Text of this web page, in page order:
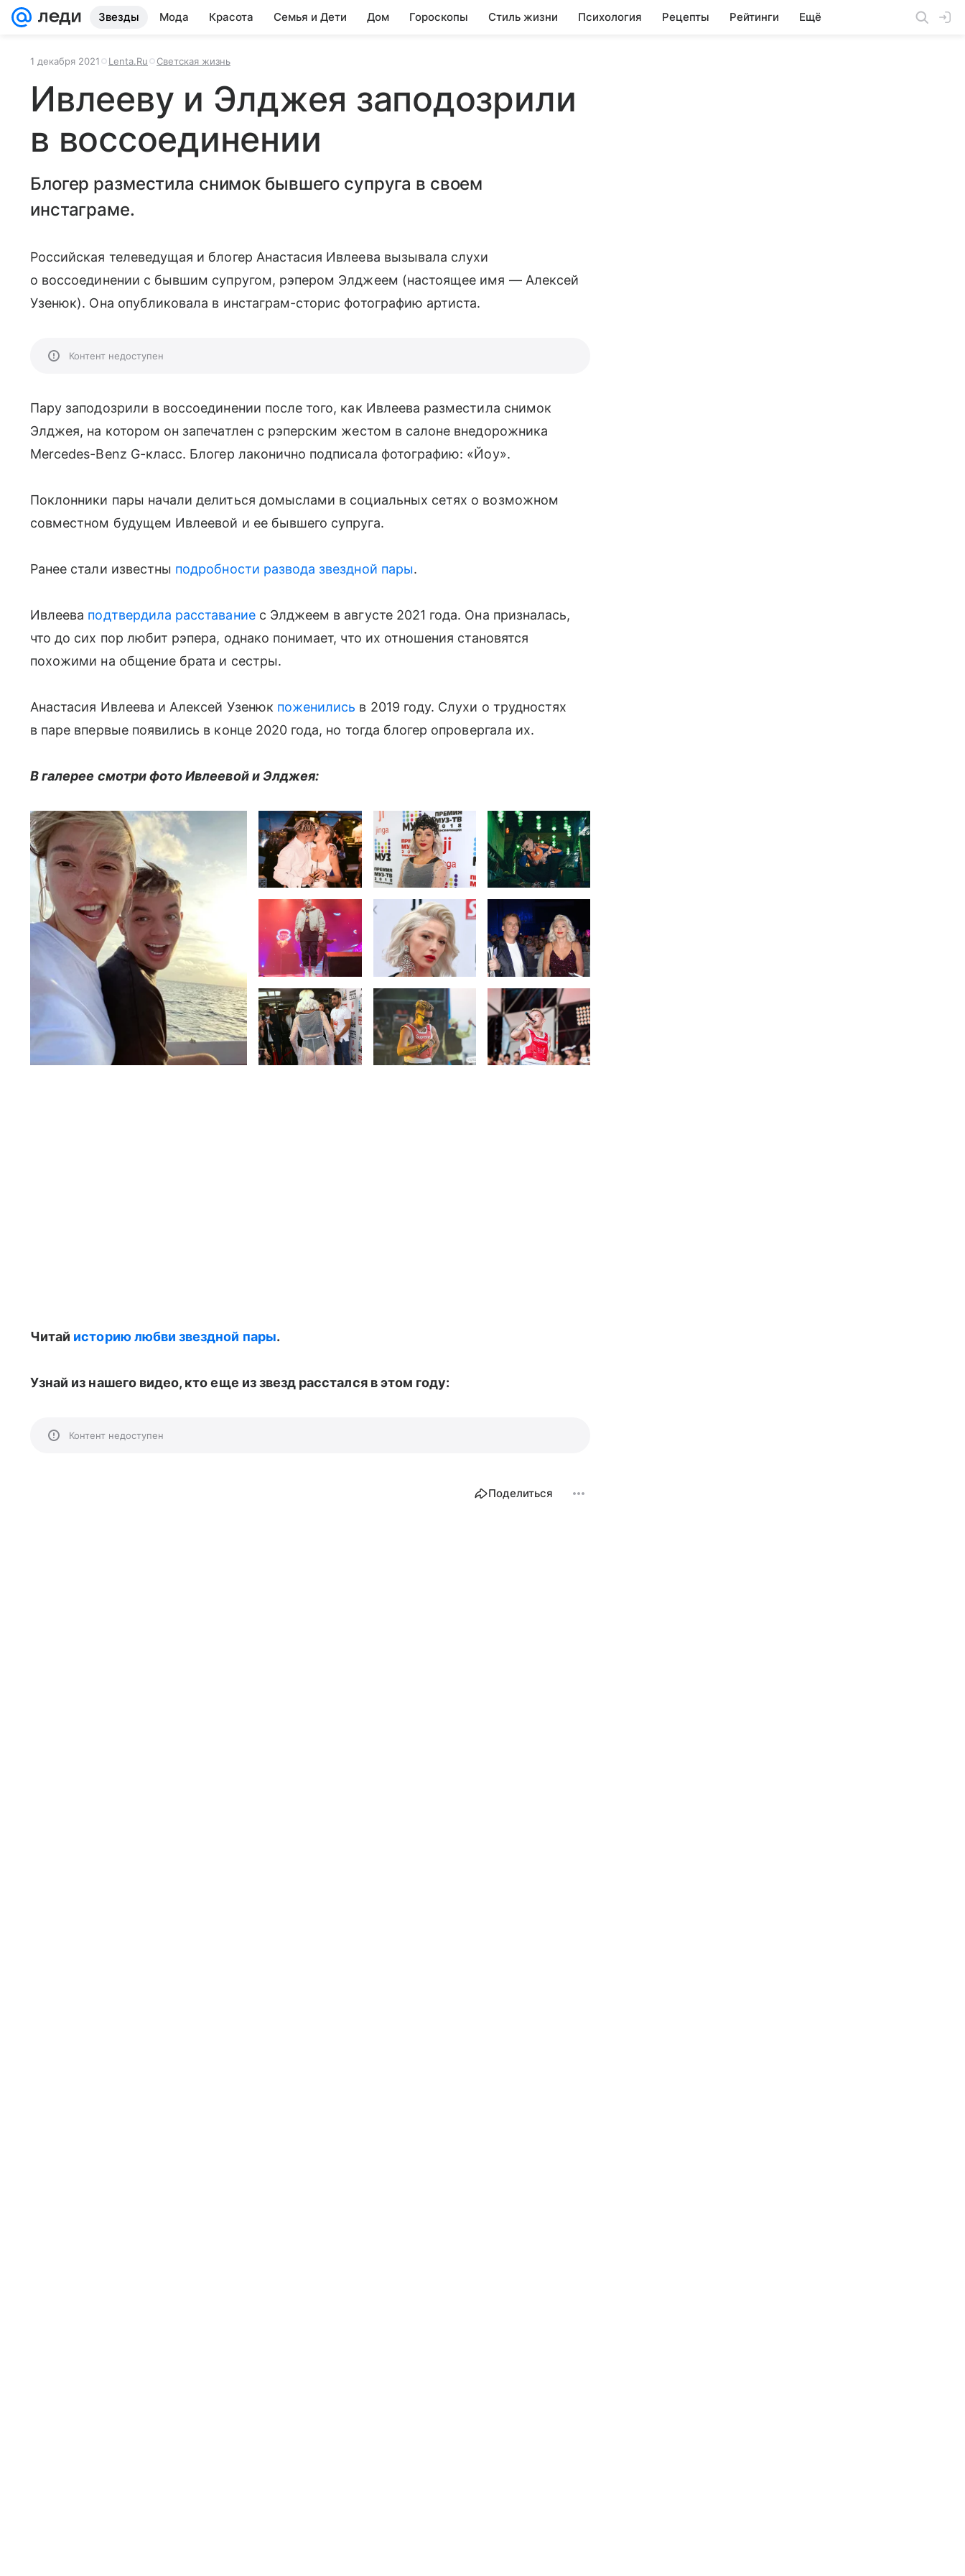
Звезды Мода Красота Семья и Дети Дом Гороскопы Стиль жизни Психология Рецепты Рейтинги Ещё
1 декабря 2021 Lenta.Ru Светская жизнь
Ивлееву и Элджея заподозрили
в воссоединении
Блогер разместила снимок бывшего супруга в своем
инстаграме.
Российская телеведущая и блогер Анастасия Ивлеева вызывала слухи
о воссоединении с бывшим супругом, рэпером Элджеем (настоящее имя — Алексей
Узенюк). Она опубликовала в инстаграм-сторис фотографию артиста.
Контент недоступен
Пару заподозрили в воссоединении после того, как Ивлеева разместила снимок
Элджея, на котором он запечатлен с рэперским жестом в салоне внедорожника
Mercedes-Benz G-класс. Блогер лаконично подписала фотографию: «Йоу».
Поклонники пары начали делиться домыслами в социальных сетях о возможном
совместном будущем Ивлеевой и ее бывшего супруга.
Ранее стали известны подробности развода звездной пары.
Ивлеева подтвердила расставаниес Элджеем в августе 2021 года. Она призналась,
что до сих пор любит рэпера, однако понимает, что их отношения становятся
похожими на общение брата и сестры.
Анастасия Ивлеева и Алексей Узенюк поженились в 2019 году. Слухи о трудностях
в паре впервые появились в конце 2020 года, но тогда блогер опровергала их.
В галерее смотри фото Ивлеевой и Элджея:
Читай историю любви звездной пары.
Узнай из нашего видео, кто еще из звезд расстался в этом году:
Контент недоступен
Поделиться